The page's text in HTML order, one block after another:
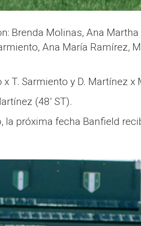
Brenda Molinas, Ana
Ana María Ramírez,
T. Sarmiento y D. Martínez x
(48’ ST).
próxima fecha Banfield